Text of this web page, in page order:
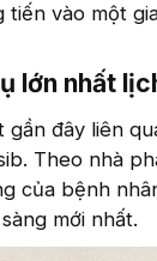
vào một
lớn nhất
đây liên
Theo nhà
của bệnh
mới nhất.